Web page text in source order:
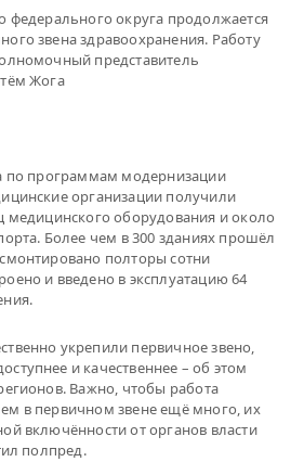
федерального округа продолжается
звена здравоохранения. Работу
представитель
Жога
по программам модернизации
организации получили
медицинского оборудования и около
Более чем в 300 зданиях прошёл
полторы сотни
и введено в эксплуатацию 64
укрепили первичное звено,
и качественнее – об этом
Важно, чтобы работа
в первичном звене ещё много, их
включённости от органов власти
полпред.